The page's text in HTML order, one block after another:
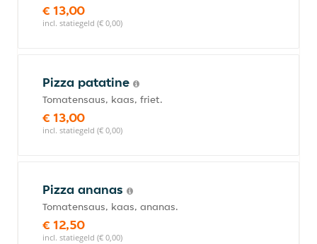
€ 13,00
incl. statiegeld (€ 0,00)
Pizza patatine
Tomatensaus, kaas, friet.
€ 13,00
incl. statiegeld (€ 0,00)
Pizza ananas
Tomatensaus, kaas, ananas.
€ 12,50
incl. statiegeld (€ 0,00)